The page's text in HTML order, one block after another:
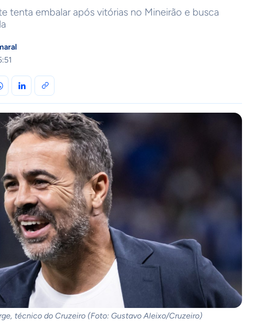
tenta embalar após vitórias no Mineirão e busca
técnico do Cruzeiro (Foto: Gustavo Aleixo/Cruzeiro)